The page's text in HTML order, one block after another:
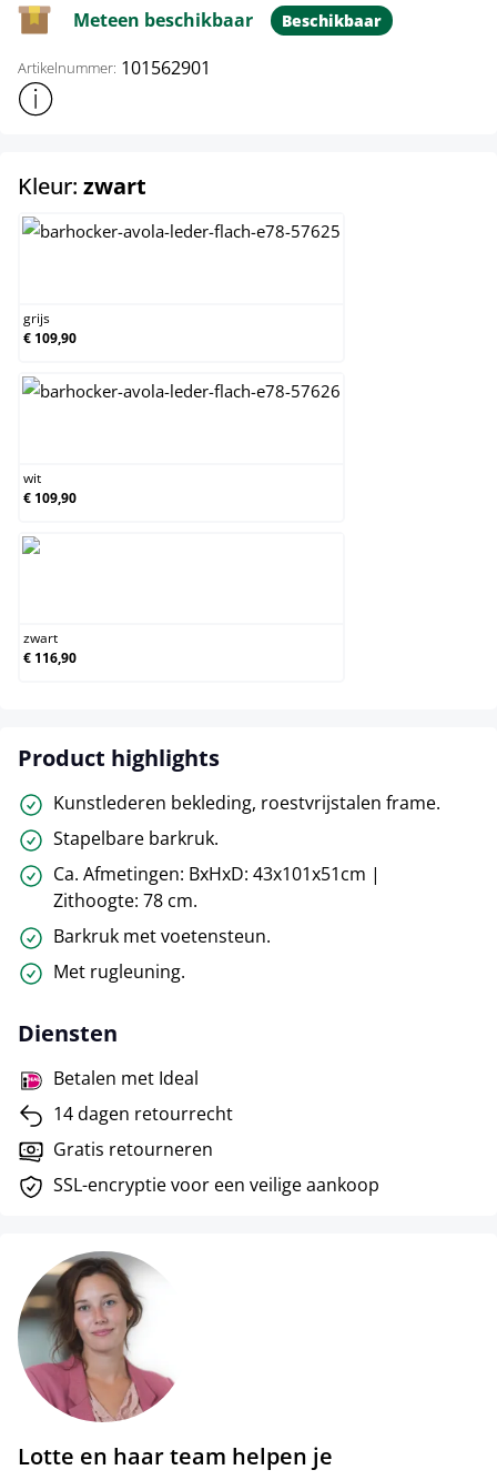
Meteen beschikbaar Beschikbaar
Artikelnummer: 101562901
Toon meer productinformatie
Kleur: zwart
grijs
€ 109,90
wit
€ 109,90
zwart
€ 116,90
Product highlights
Kunstlederen bekleding, roestvrijstalen frame.
Stapelbare barkruk.
Ca. Afmetingen: BxHxD: 43x101x51cm |
Zithoogte: 78 cm.
Barkruk met voetensteun.
Met rugleuning.
Diensten
Betalen met Ideal
14 dagen retourrecht
Gratis retourneren
SSL-encryptie voor een veilige aankoop
Lotte en haar team helpen je